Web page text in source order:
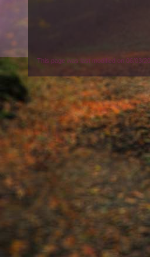
This page was last modified on 06/03/